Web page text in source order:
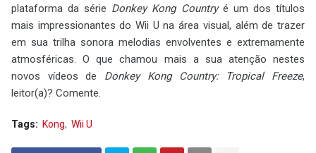
plataforma da série Donkey Kong Countryé um dos títulos
mais impressionantes do Wii U na área visual, além de trazer
em sua trilha sonora melodias envolventes e extremamente
atmosféricas. O que chamou mais a sua atenção nestes
novos vídeos de Donkey Kong Country: Tropical Freeze,
leitor(a)? Comente.
Tags: Kong Wii U